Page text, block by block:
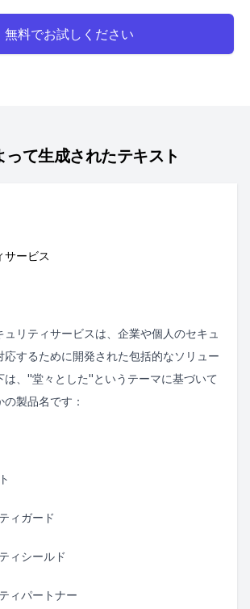
無料でお試しください
って生成されたテキスト
サービス
リティサービスは、企業や個人のセキュ
応するために開発された包括的なソリュー
は、"堂々とした"というテーマに基づいて
製品名です：
ィガード
ィシールド
ィパートナー